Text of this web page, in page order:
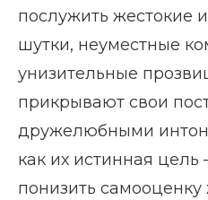
послужить жестокие
шутки, неуместные
унизительные
прикрывают свои
дружелюбными
как их истинная
понизить самооценку